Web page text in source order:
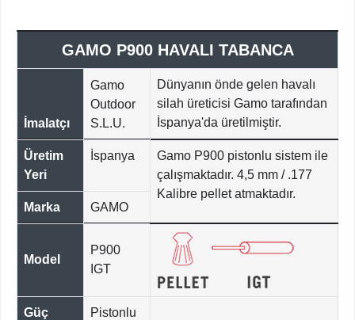
GAMO P900 HAVALI TABANCA
İmalatçı
Gamo
Outdoor
S.L.U.
Dünyanın önde gelen havalı
silah üreticisi Gamo tarafından
İspanya'da üretilmiştir.
Üretim
Yeri
İspanya
Gamo P900 pistonlu sistem ile
çalışmaktadır. 4,5 mm / .177
Kalibre pellet atmaktadır.
Marka
GAMO
Model
P900
IGT
Güç Pistonlu